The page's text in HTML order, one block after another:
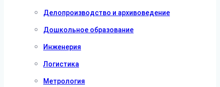
Делопроизводство и архивоведение
Дошкольное образование
Инженерия
Логистика
Метрология